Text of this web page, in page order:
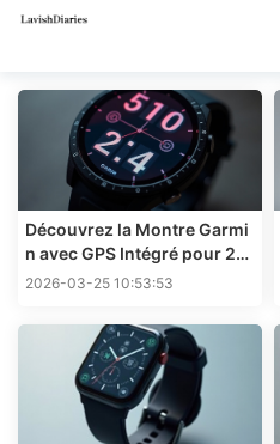
Découvrez la Montre Garmi
n avec GPS Intégré pour 20
24
2026-03-25 10:53:53